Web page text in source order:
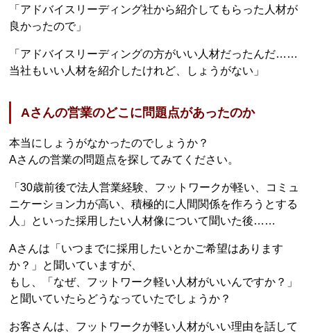
「アドバイスリーディング社から紹介してもらった人材が
良かったので」
「アドバイスリーディングの方がいい人材だったんだ……
当社もいい人材を紹介したけれど、しょうがない」
Aさんの営業のどこに問題点があったのか
本当にしょうがなかったのでしょうか？
Aさんの営業の問題点を探してみてください。
「30歳前後で法人営業経験、フットワークが軽い、コミュ
ニケーション力が高い、積極的に人間関係を作ろうとする
人」といった採用したい人材像について聞いた後……
Aさんは「いつまでに採用したいとかご希望はあります
か？」と聞いていますが、
もし、「なぜ、フットワーク軽い人材がいいんですか？」
と聞いていたらどうなっていたでしょうか？
お客さんは、フットワークが軽い人材がいい理由を話して